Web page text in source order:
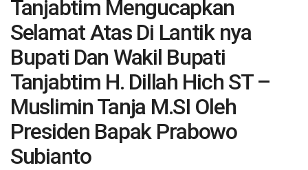
Tanjabtim Mengucapkan
Selamat Atas Di Lantik nya
Bupati Dan Wakil Bupati
Tanjabtim H. Dillah Hich ST –
Muslimin Tanja M.SI Oleh
Presiden Bapak Prabowo
Subianto